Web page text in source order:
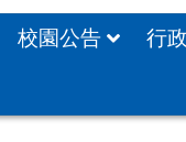
校園公告 行